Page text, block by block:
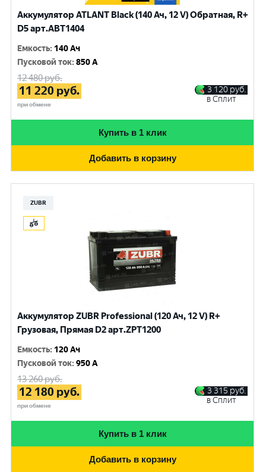
Аккумулятор ATLANT Black (140 Ач, 12 V) Обратная, R+
D5 арт.ABT1404
Емкость: 140 Ач
Пусковой ток:850 A
12 480руб.
11 220 руб.
при обмене
3 120 руб.
в Сплит
Купить в 1 клик
Добавить в корзину
ZUBR
Аккумулятор ZUBR Professional (120 Ач, 12 V) R+
Грузовая, Прямая D2 арт.ZPT1200
Емкость: 120 Ач
Пусковой ток:950 A
13 260руб.
12 180 руб.
при обмене
3 315 руб.
в Сплит
Купить в 1 клик
Добавить в корзину